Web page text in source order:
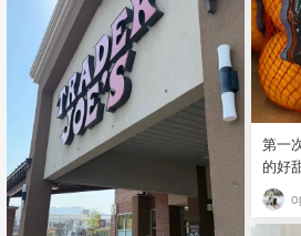
第一
的好